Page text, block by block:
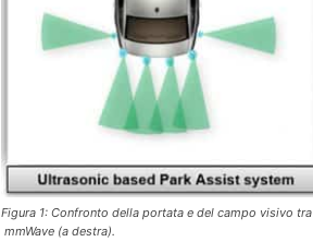
Figura 1: Confronto della portata e del campo visivo
mmWave (a destra).